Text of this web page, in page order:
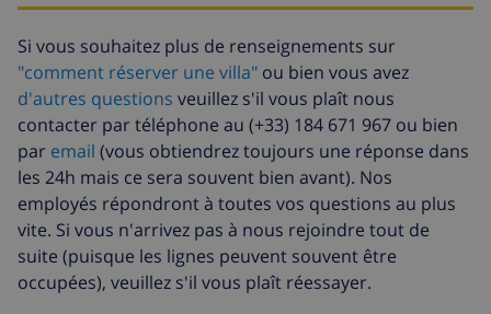
l'arrivée
Draps
supplémentaires
17,59 $US par personne , à
payer à l'arrivée
Serviettes
supplémentaires
8,80 $US par personne , à payer à
l'arrivée
Départ tardif
113,75 $US
Nettoyage
supplémentaire
basée sur consommation
énergétique (52,77 $US/HOUR)
Fonds
d'annulation:
4.80% du montant total
Si vous souhaitez plus de renseignements sur
"comment réserver une villa" ou bien vous avez
d'autres questions veuillez s'il vous plaît nous
contacter par téléphone au (+33) 184 671 967 ou bien
par email (vous obtiendrez toujours une réponse dans
les 24h mais ce sera souvent bien avant). Nos
employés répondront à toutes vos questions au plus
vite. Si vous n'arrivez pas à nous rejoindre tout de
suite (puisque les lignes peuvent souvent être
occupées), veuillez s'il vous plaît réessayer.